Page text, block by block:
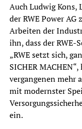
Auch Ludwig Kons,
der RWE Power
Arbeiten der
ihn, dass der
„RWE setzt sich,
SICHER
vergangenen mehr
mit modernster
ein.